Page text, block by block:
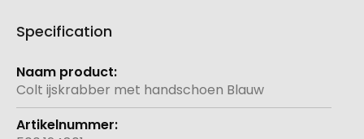
Specification
Meer
informatie
Colt ijskrabber met handschoen Blauw